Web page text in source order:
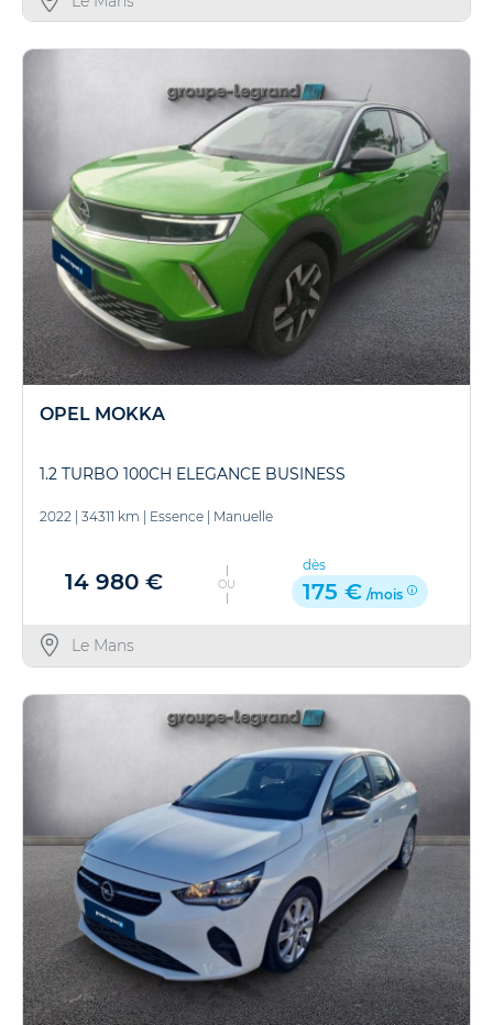
OPEL MOKKA
1.2 TURBO 100CH ELEGANCE BUSINESS
2022 34311 km Essence Manuelle
14 980 € OU
dès
175 € /mois
Le Mans